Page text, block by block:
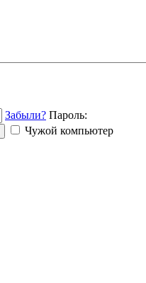
Забыли? Пароль:
Чужой компьютер